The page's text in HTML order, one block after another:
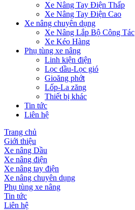
Xe Nâng Tay Điện Thấp
Xe Nâng Tay Điện Cao
Xe nâng chuyên dụng
Xe Nâng Lắp Bộ Công Tác
Xe Kéo Hàng
Phụ tùng xe nâng
Linh kiện điện
Lọc dầu-Lọc gió
Gioăng phớt
Lốp-La zăng
Thiết bị khác
Tin tức
Liên hệ
Trang chủ
Giới thiệu
Xe nâng Dầu
Xe nâng điện
Xe nâng tay điện
Xe nâng chuyên dụng
Phụ tùng xe nâng
Tin tức
Liên hệ